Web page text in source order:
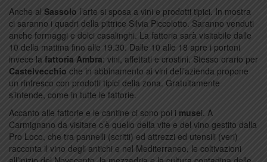
Anche al Sassolo l’arte si sposa a vini e prodotti tipici. In mostra
ci saranno i quadri della pittrice Silvia Piccolotto. Saranno venduti
anche formaggi e dolci casalinghi. La fattoria sarà visitabile dalle
10 della mattina fino alle 19.30. Dalle 10 alle 18 apre i portoni
invece la fattoria Ambra: vini, affettati e crostini. Stesso orario per
Castelvecchio che in abbinamento ai vini dell’azienda propone
un rinfresco con prodotti tipici della zona. Gratuitamente
s’intende, come in tutte le fattorie.
Accanto alle fattorie e le cantine ci sono poi i musei. A
Carmignano da visitare c’è quello della vite e del vino gestito dalla
Pro Loco, che tra pannelli (scritti) ed attrezzi ed utensili (veri)
racconta il vino degli antichi e nel Mediterraneo, le coltivazioni